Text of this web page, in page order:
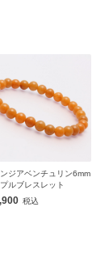
ジアベンチュリン6mm
ルブレスレット